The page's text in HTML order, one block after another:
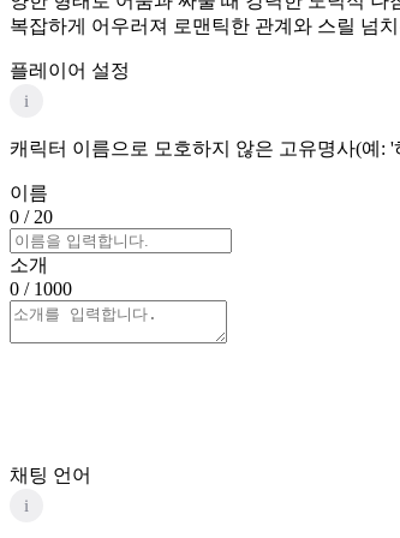
복잡하게 어우러져 로맨틱한 관계와 스릴 넘
플레이어 설정
i
캐릭터 이름으로 모호하지 않은 고유명사(예:
이름
0 / 20
소개
0 / 1000
채팅 언어
i